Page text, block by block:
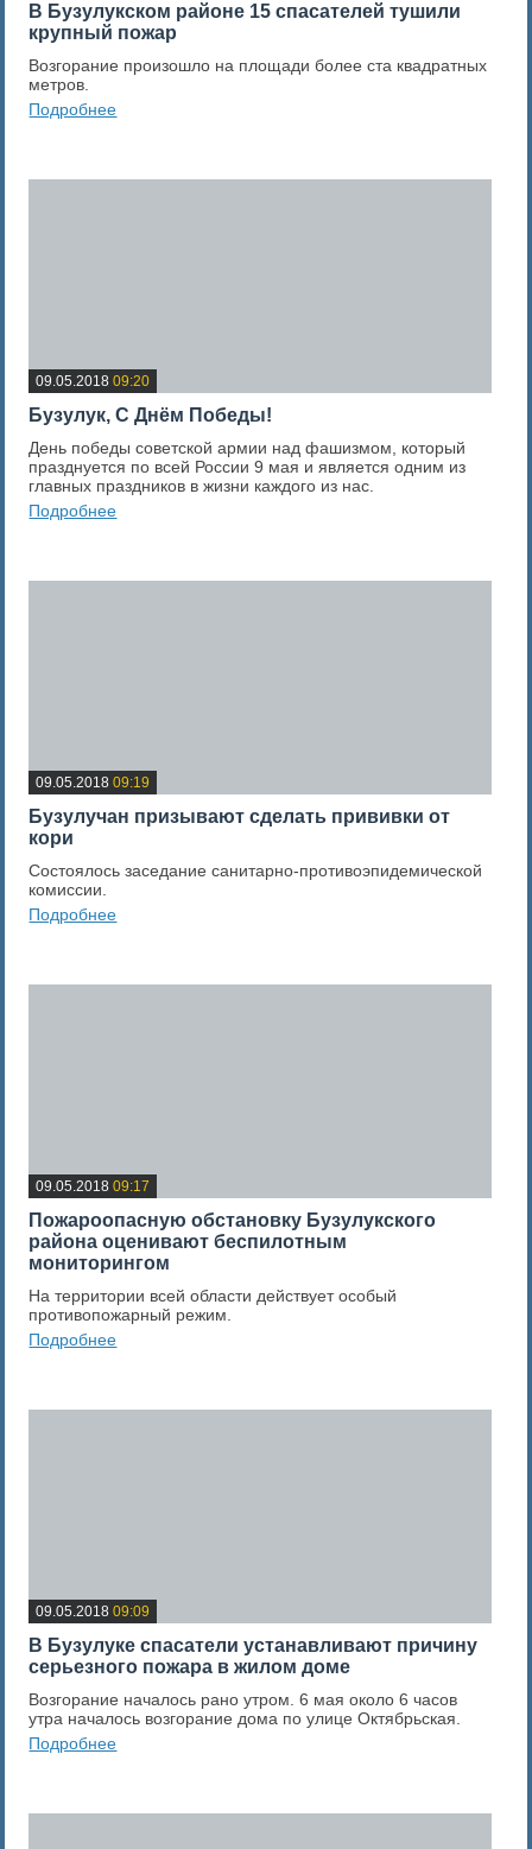
В Бузулукском районе 15 спасателей тушили
крупный пожар
Возгорание произошло на площади более ста квадратных
метров.
Подробнее
09.05.2018 09:20
Бузулук, С Днём Победы!
День победы советской армии над фашизмом, который
празднуется по всей России 9 мая и является одним из
главных праздников в жизни каждого из нас.
Подробнее
09.05.2018 09:19
Бузулучан призывают сделать прививки от
кори
Состоялось заседание санитарно-противоэпидемической
комиссии.
Подробнее
09.05.2018 09:17
Пожароопасную обстановку Бузулукского
района оценивают беспилотным
мониторингом
На территории всей области действует особый
противопожарный режим.
Подробнее
09.05.2018 09:09
В Бузулуке спасатели устанавливают причину
серьезного пожара в жилом доме
Возгорание началось рано утром. 6 мая около 6 часов
утра началось возгорание дома по улице Октябрьская.
Подробнее